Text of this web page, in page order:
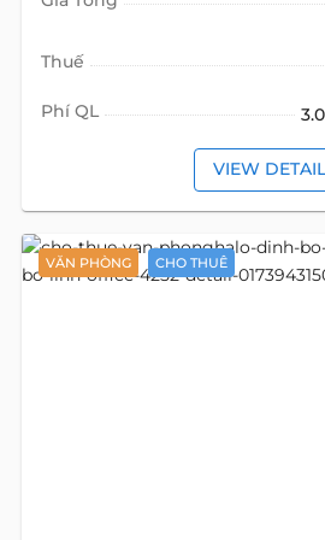
Thuế
Phí QL
VIEW DETAIL
VĂN PHÒNG CHO THUÊ